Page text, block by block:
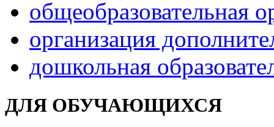
общеобразовательная
организация
дошкольная
ДЛЯ ОБУЧАЮЩИХСЯ